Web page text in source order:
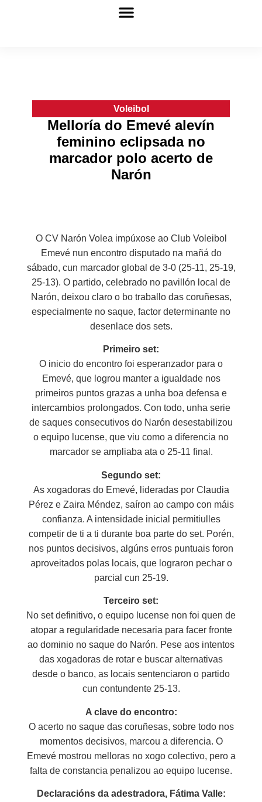
Voleibol
Melloría do Emevé alevín
feminino eclipsada no
marcador polo acerto de
Narón
O CV Narón Volea impúxose ao Club Voleibol
Emevé nun encontro disputado na mañá do
sábado, cun marcador global de 3-0 (25-11, 25-19,
25-13). O partido, celebrado no pavillón local de
Narón, deixou claro o bo traballo das coruñesas,
especialmente no saque, factor determinante no
desenlace dos sets.
Primeiro set:
O inicio do encontro foi esperanzador para o
Emevé, que logrou manter a igualdade nos
primeiros puntos grazas a unha boa defensa e
intercambios prolongados. Con todo, unha serie
de saques consecutivos do Narón desestabilizou
o equipo lucense, que viu como a diferencia no
marcador se ampliaba ata o 25-11 final.
Segundo set:
As xogadoras do Emevé, lideradas por Claudia
Pérez e Zaira Méndez, saíron ao campo con máis
confianza. A intensidade inicial permitiulles
competir de ti a ti durante boa parte do set. Porén,
nos puntos decisivos, algúns erros puntuais foron
aproveitados polas locais, que lograron pechar o
parcial cun 25-19.
Terceiro set:
No set definitivo, o equipo lucense non foi quen de
atopar a regularidade necesaria para facer fronte
ao dominio no saque do Narón. Pese aos intentos
das xogadoras de rotar e buscar alternativas
desde o banco, as locais sentenciaron o partido
cun contundente 25-13.
A clave do encontro:
O acerto no saque das coruñesas, sobre todo nos
momentos decisivos, marcou a diferencia. O
Emevé mostrou melloras no xogo colectivo, pero a
falta de constancia penalizou ao equipo lucense.
Declaracións da adestradora, Fátima Valle: